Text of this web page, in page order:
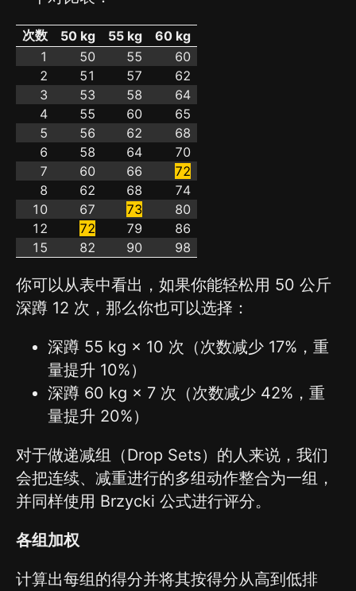
次数 50 kg 55 kg
60 kg
1
50 55
60
2
51 57
62
3
53 58
64
4
55 60
65
5
56 62
68
6
58 64
70
7
60 66
72
8
62 68
74
10
67 73
80
12
72 79
86
15
82 90 98
你可以从表中看出，如果你能轻松用 50 公斤
深蹲 12 次，那么你也可以选择：
深蹲 55 kg × 10 次（次数减少 17%，重
量提升 10%）
深蹲 60 kg × 7 次（次数减少 42%，重
量提升 20%）
对于做递减组（Drop Sets）的人来说，我们
会把连续、减重进行的多组动作整合为一组，
并同样使用 Brzycki 公式进行评分。
各组加权
计算出每组的得分并将其按得分从高到低排